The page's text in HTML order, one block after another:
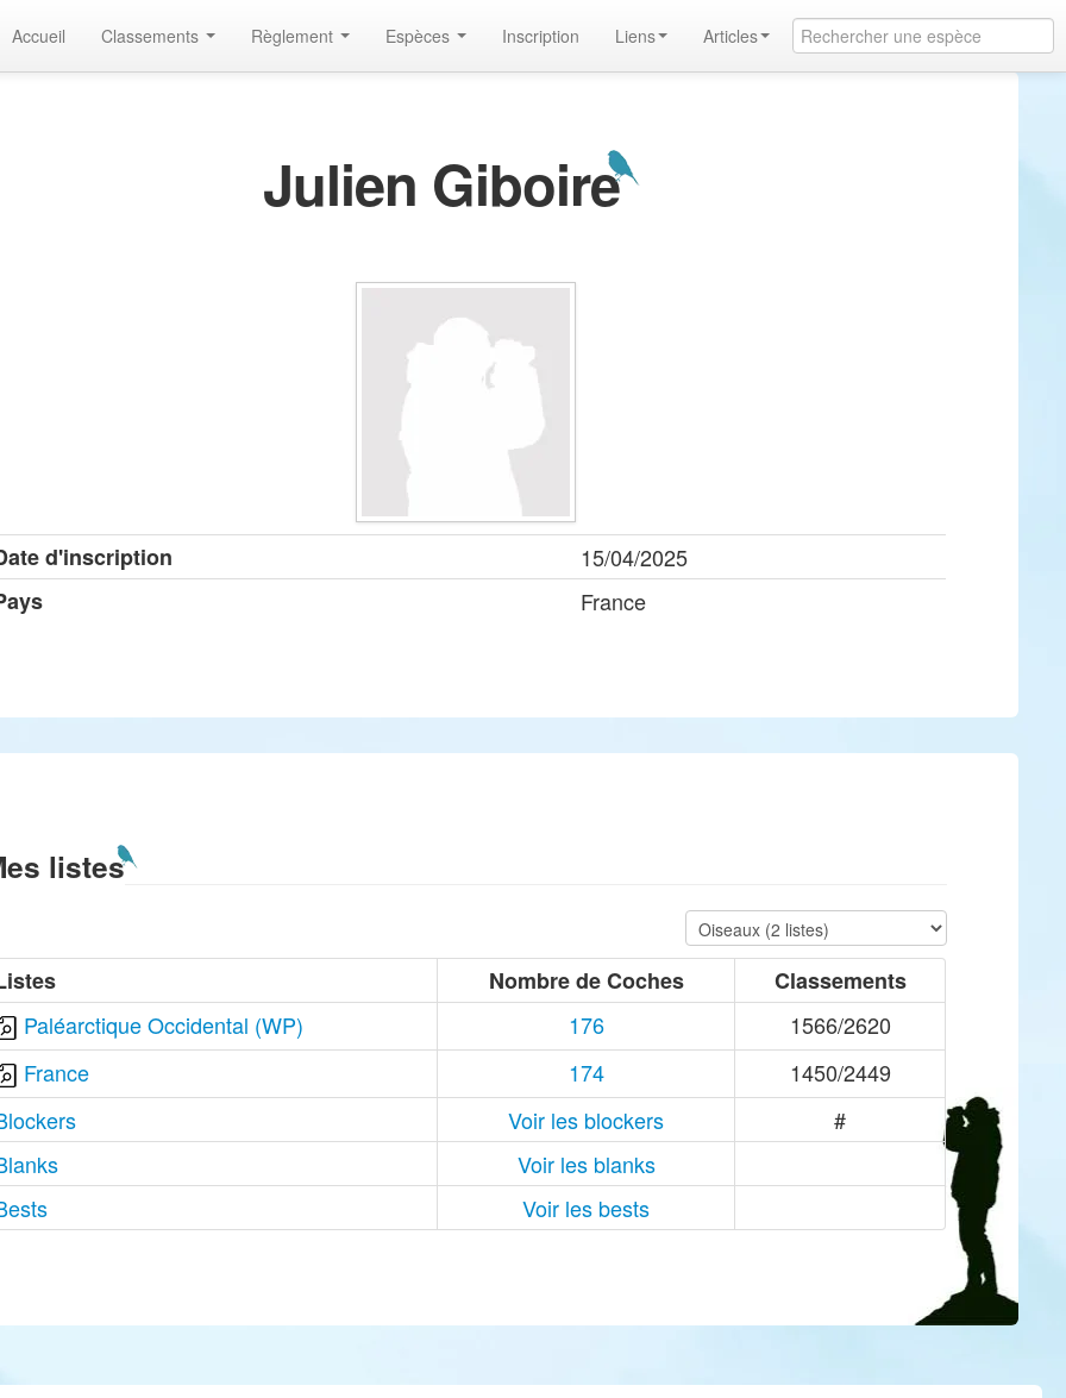
Accueil Classements Règlement Espèces Inscription Liens Articles
Julien Giboire
d'inscription
15/04/2025
France
listes
Nombre de Coches
Classements
Paléarctique Occidental (WP)
176
1566/2620
France
174
1450/2449
Voir les blockers
#
Voir les blanks
Voir les bests